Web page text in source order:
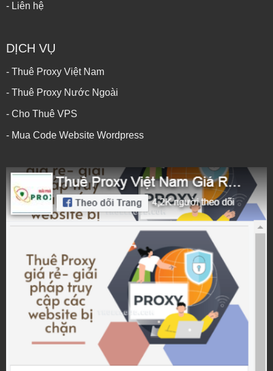
- Liên hệ
DỊCH VỤ
- Thuê Proxy Việt Nam
- Thuê Proxy Nước Ngoài
- Cho Thuê VPS
- Mua Code Website Wordpress